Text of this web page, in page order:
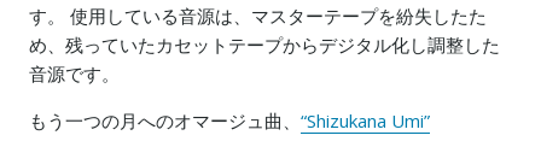
す。 使用している音源は、マスターテープを紛失したた
め、残っていたカセットテープからデジタル化し調整した
音源です。
もう一つの月へのオマージュ曲、 “Shizukana Umi”